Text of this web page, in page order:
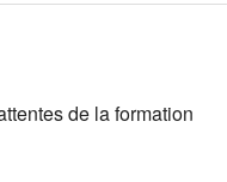
de la formation